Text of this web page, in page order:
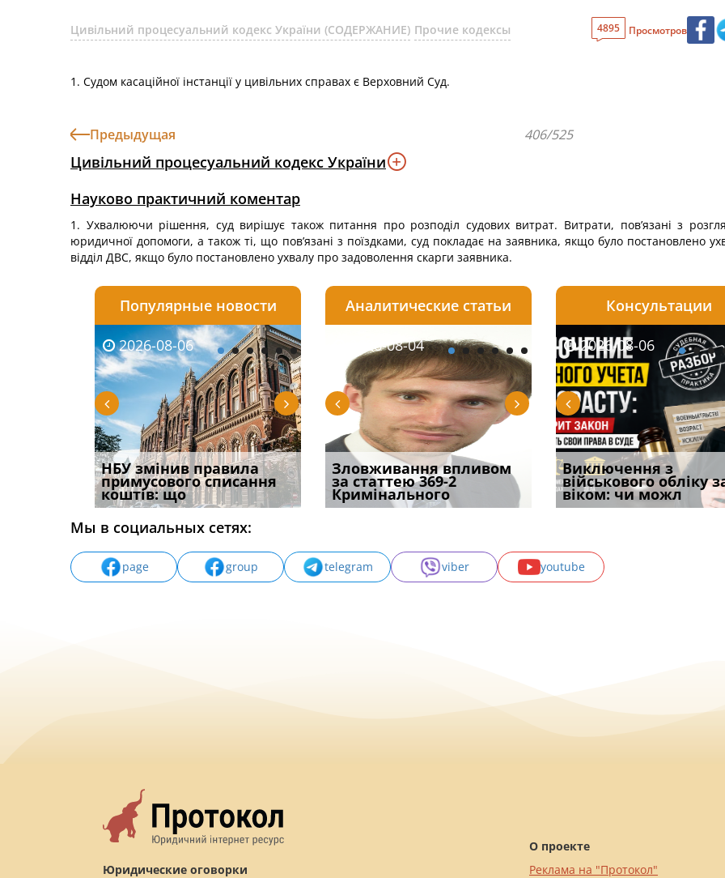
Цивільний процесуальний кодекс України (СОДЕРЖАНИЕ) Прочие кодексы 4895 Просмотров
1. Судом касаційної інстанції у цивільних справах є Верховний Суд.
Предыдущая 406/525
Цивільний процесуальний кодекс України
Науково практичний коментар
1. Ухвалюючи рішення, суд вирішує також питання про розподіл судових витрат. Витрати, пов’язані з
юридичної допомоги, а також ті, що пов’язані з поїздками, суд покладає на заявника, якщо було постановлено
відділ ДВС, якщо було постановлено ухвалу про задоволення скарги заявника.
Популярные новости
2026-08-06
НБУ змінив правила
примусового списання
коштів: що
2026-08-06
Якщо суд встановив для
відшкодування шкоди
наявніс
2026-08-06
Документи, на яких не
проставляється
апостиль: пер
Аналитические статьи
2026-08-03
Водії можуть отримати
компенсацію за
незаконні дії
2026-08-04
Зловживання впливом
за статтею 369-2
Кримінального
2026-08-04
Переоформлення
відстрочки за іншою
підставою: нов
Консультации
2026-08-05
Особливості захисту у
кримінальному
провадженні: я
2026-08-06
Виключення з
військового обліку
віком: чи можл
2026-07-30
Восьмий ААС
підтвердив, що
може скас
Мы в социальных сетях:
page group telegram viber youtube
Юридические оговорки
О проекте
Реклама на "Протокол"